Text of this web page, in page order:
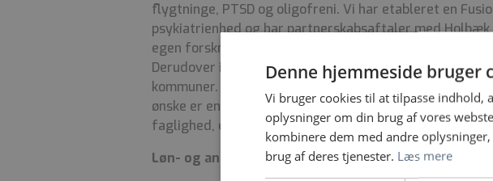
flygtninge, PTSD og oligofreni. Vi har etableret en
psykiatrienhed og har partnerskabsaftaler med Holbæk
egen forskningsenhed med en professor i psykoterapi
Derudover indgår vi i en del projekter, der skal sikre
kommuner. Vi arbejder målrettet med at få nedbragt
ønske er en psykiatri med fokus på recovery,
faglighed, etik, uddannelse og arbejdsmiljø.
Løn- og ansættelsesvilkår
Denne hjemmeside bruger
Vi bruger cookies til at tilpasse indhold,
oplysninger om din brug af vores
kombinere dem med andre
brug af deres tjenester. Læs mere